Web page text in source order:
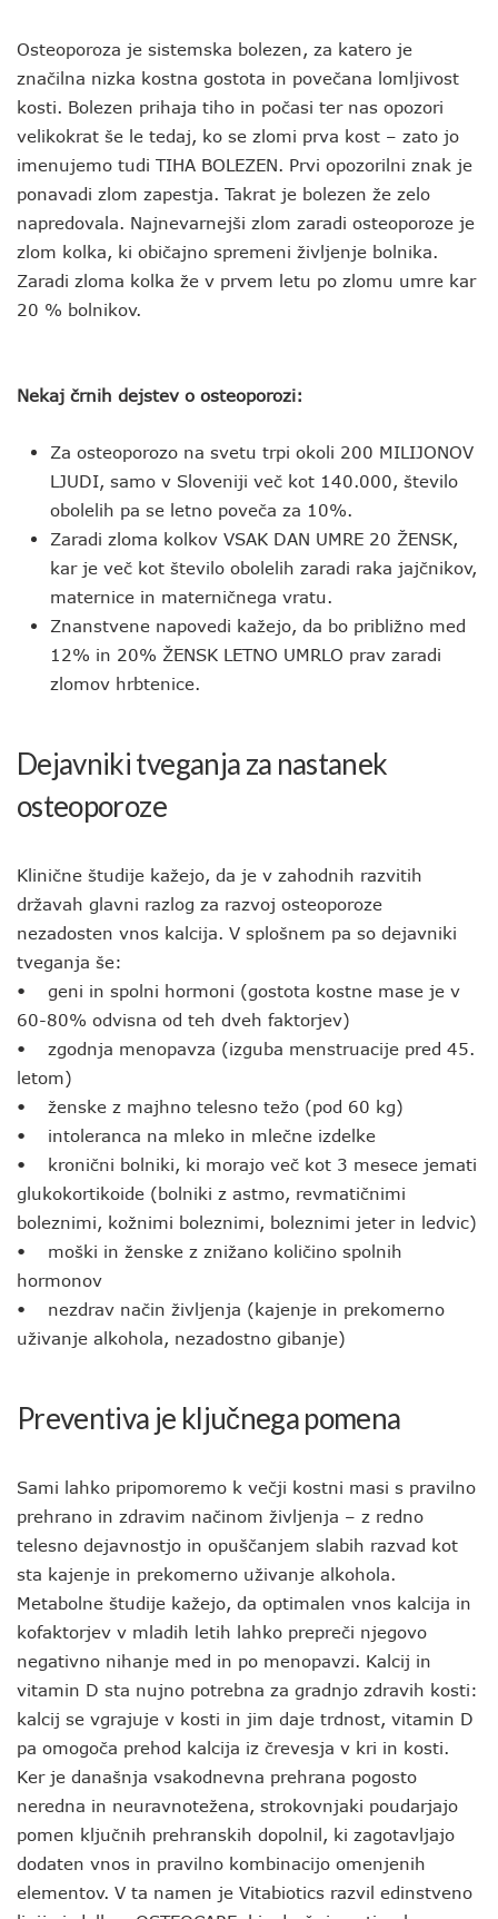
Osteoporoza je sistemska bolezen, za katero je
značilna nizka kostna gostota in povečana lomljivost
kosti. Bolezen prihaja tiho in počasi ter nas opozori
velikokrat še le tedaj, ko se zlomi prva kost – zato jo
imenujemo tudi TIHA BOLEZEN. Prvi opozorilni znak je
ponavadi zlom zapestja. Takrat je bolezen že zelo
napredovala. Najnevarnejši zlom zaradi osteoporoze je
zlom kolka, ki običajno spremeni življenje bolnika.
Zaradi zloma kolka že v prvem letu po zlomu umre kar
20 % bolnikov.
Nekaj črnih dejstev o osteoporozi:
Za osteoporozo na svetu trpi okoli 200 MILIJONOV
LJUDI, samo v Sloveniji več kot 140.000, število
obolelih pa se letno poveča za 10%.
Zaradi zloma kolkov VSAK DAN UMRE 20 ŽENSK,
kar je več kot število obolelih zaradi raka jajčnikov,
maternice in materničnega vratu.
Znanstvene napovedi kažejo, da bo približno med
12% in 20% ŽENSK LETNO UMRLO prav zaradi
zlomov hrbtenice.
Dejavniki tveganja za nastanek
osteoporoze
Klinične študije kažejo, da je v zahodnih razvitih
državah glavni razlog za razvoj osteoporoze
nezadosten vnos kalcija. V splošnem pa so dejavniki
tveganja še:
• geni in spolni hormoni (gostota kostne mase je v
60-80% odvisna od teh dveh faktorjev)
• zgodnja menopavza (izguba menstruacije pred 45.
letom)
• ženske z majhno telesno težo (pod 60 kg)
• intoleranca na mleko in mlečne izdelke
• kronični bolniki, ki morajo več kot 3 mesece jemati
glukokortikoide (bolniki z astmo, revmatičnimi
boleznimi, kožnimi boleznimi, boleznimi jeter in ledvic)
• moški in ženske z znižano količino spolnih
hormonov
• nezdrav način življenja (kajenje in prekomerno
uživanje alkohola, nezadostno gibanje)
Preventiva je ključnega pomena
Sami lahko pripomoremo k večji kostni masi s pravilno
prehrano in zdravim načinom življenja – z redno
telesno dejavnostjo in opuščanjem slabih razvad kot
sta kajenje in prekomerno uživanje alkohola.
Metabolne študije kažejo, da optimalen vnos kalcija in
kofaktorjev v mladih letih lahko prepreči njegovo
negativno nihanje med in po menopavzi. Kalcij in
vitamin D sta nujno potrebna za gradnjo zdravih kosti:
kalcij se vgrajuje v kosti in jim daje trdnost, vitamin D
pa omogoča prehod kalcija iz črevesja v kri in kosti.
Ker je današnja vsakodnevna prehrana pogosto
neredna in neuravnotežena, strokovnjaki poudarjajo
pomen ključnih prehranskih dopolnil, ki zagotavljajo
dodaten vnos in pravilno kombinacijo omenjenih
elementov. V ta namen je Vitabiotics razvil edinstveno